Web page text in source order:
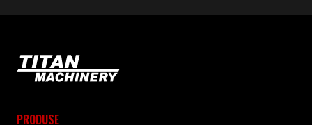
PRODUSE